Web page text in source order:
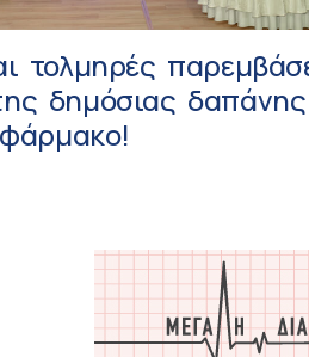
τολμηρές
δημόσιας